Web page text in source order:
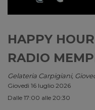
HAPPY
RADIO
Gelateria Carpigiani,
Giovedì 16 luglio 2026
Dalle 17:00 alle 20:30